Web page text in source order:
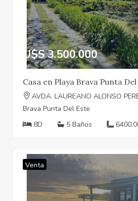
U$S 3.500.000
Casa en Playa Brava Punta
AVDA. LAUREANO ALONSO
Brava Punta Del Este
8D
5 Baños
Venta